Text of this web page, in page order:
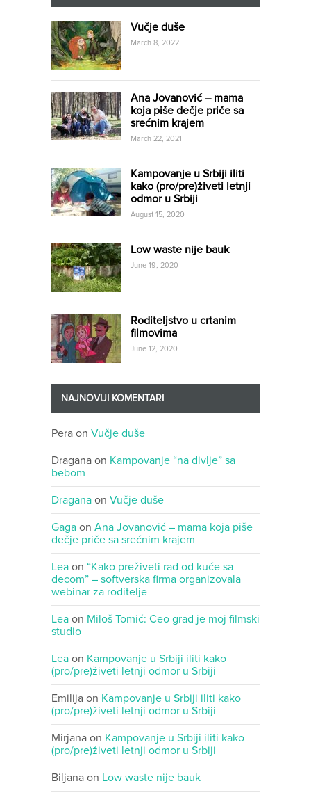
Vučje duše
March 8, 2022
Ana Jovanović – mama
koja piše dečje priče sa
srećnim krajem
March 22, 2021
Kampovanje u Srbiji iliti
kako (pro/pre)živeti letnji
odmor u Srbiji
August 15, 2020
Low waste nije bauk
June 19, 2020
Roditeljstvo u crtanim
filmovima
June 12, 2020
NAJNOVIJI KOMENTARI
Pera on Vučje duše
Dragana on Kampovanje “na divlje” sa
bebom
Dragana on Vučje duše
Gaga on Ana Jovanović – mama koja piše
dečje priče sa srećnim krajem
Lea on “Kako preživeti rad od kuće sa
decom” – softverska firma organizovala
webinar za roditelje
Lea on Miloš Tomić: Ceo grad je moj filmski
studio
Lea on Kampovanje u Srbiji iliti kako
(pro/pre)živeti letnji odmor u Srbiji
Emilija on Kampovanje u Srbiji iliti kako
(pro/pre)živeti letnji odmor u Srbiji
Mirjana on Kampovanje u Srbiji iliti kako
(pro/pre)živeti letnji odmor u Srbiji
Biljana on Low waste nije bauk